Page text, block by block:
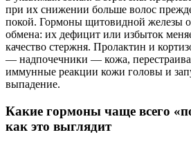
при их снижении больше волос
покой. Гормоны щитовидной железы
обмена: их дефицит или избыток
качество стержня. Пролактин и
— надпочечники — кожа,
иммунные реакции кожи головы и
выпадение.
Какие гормоны чаще всего
как это выглядит